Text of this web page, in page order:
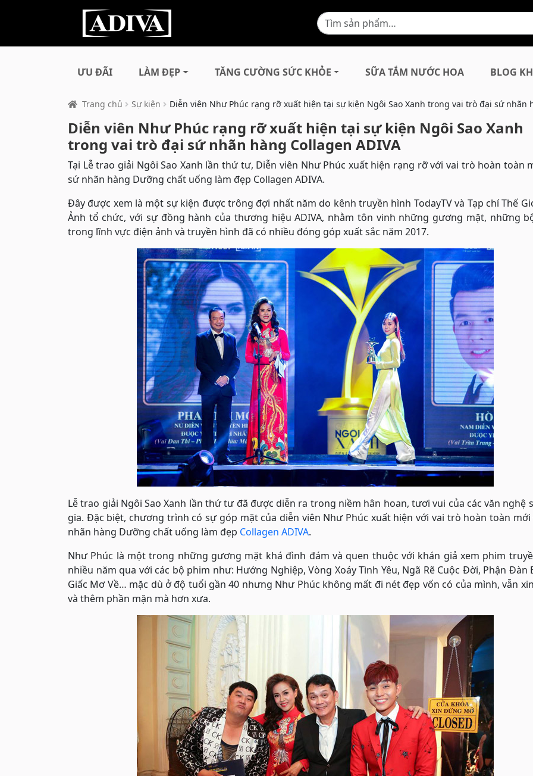
ƯU ĐÃI LÀM ĐẸP TĂNG CƯỜNG SỨC KHỎE SỮA TẮM NƯỚC HOA BLOG
Trang chủ Sự kiện Diễn viên Như Phúc rạng rỡ xuất hiện tại sự kiện Ngôi Sao Xanh trong vai trò đại sứ nhãn
Diễn viên Như Phúc rạng rỡ xuất hiện tại sự kiện Ngôi Sao Xanh
trong vai trò đại sứ nhãn hàng Collagen ADIVA
Tại Lễ trao giải Ngôi Sao Xanh lần thứ tư, Diễn viên Như Phúc xuất hiện rạng rỡ với vai trò hoàn toàn
sứ nhãn hàng Dưỡng chất uống làm đẹp Collagen ADIVA.
Đây được xem là một sự kiện được trông đợi nhất năm do kênh truyền hình TodayTV và Tạp chí Thế
Ảnh tổ chức, với sự đồng hành của thương hiệu ADIVA, nhằm tôn vinh những gương mặt, những
trong lĩnh vực điện ảnh và truyền hình đã có nhiều đóng góp xuất sắc năm 2017.
Lễ trao giải Ngôi Sao Xanh lần thứ tư đã được diễn ra trong niềm hân hoan, tươi vui của các văn nghệ
gia. Đặc biệt, chương trình có sự góp mặt của diễn viên Như Phúc xuất hiện với vai trò hoàn toàn
nhãn hàng Dưỡng chất uống làm đẹp Collagen ADIVA.
Như Phúc là một trong những gương mặt khá đình đám và quen thuộc với khán giả xem phim
nhiều năm qua với các bộ phim như: Hướng Nghiệp, Vòng Xoáy Tình Yêu, Ngã Rẽ Cuộc Đời, Phận Đàn
Giấc Mơ Về… mặc dù ở độ tuổi gần 40 nhưng Như Phúc không mất đi nét đẹp vốn có của mình, vẫn
và thêm phần mặn mà hơn xưa.